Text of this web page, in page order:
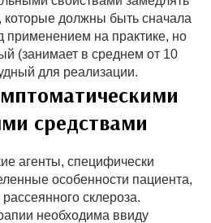
которые должны быть сначала
применением на практике, но
(занимает в среднем от 10
для реализации.
средствами
агенты, специфически
особенности пациента,
склероза.
необходима ввиду